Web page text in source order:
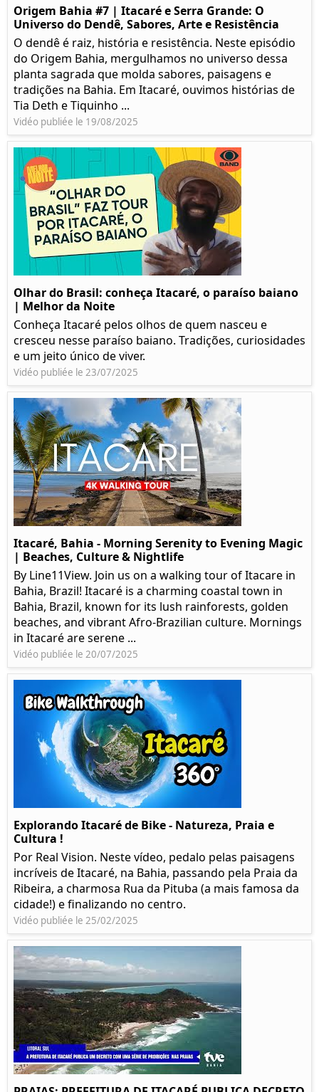
Origem Bahia #7 | Itacaré e Serra Grande: O
Universo do Dendê, Sabores, Arte e Resistência
O dendê é raiz, história e resistência. Neste episódio
do Origem Bahia, mergulhamos no universo dessa
planta sagrada que molda sabores, paisagens e
tradições na Bahia. Em Itacaré, ouvimos histórias de
Tia Deth e Tiquinho ...
Vidéo publiée le 19/08/2025
Olhar do Brasil: conheça Itacaré, o paraíso baiano
| Melhor da Noite
Conheça Itacaré pelos olhos de quem nasceu e
cresceu nesse paraíso baiano. Tradições, curiosidades
e um jeito único de viver.
Vidéo publiée le 23/07/2025
Itacaré, Bahia - Morning Serenity to Evening Magic
| Beaches, Culture & Nightlife
By Line11View. Join us on a walking tour of Itacare in
Bahia, Brazil! Itacaré is a charming coastal town in
Bahia, Brazil, known for its lush rainforests, golden
beaches, and vibrant Afro-Brazilian culture. Mornings
in Itacaré are serene ...
Vidéo publiée le 20/07/2025
Explorando Itacaré de Bike - Natureza, Praia e
Cultura !
Por Real Vision. Neste vídeo, pedalo pelas paisagens
incríveis de Itacaré, na Bahia, passando pela Praia da
Ribeira, a charmosa Rua da Pituba (a mais famosa da
cidade!) e finalizando no centro.
Vidéo publiée le 25/02/2025